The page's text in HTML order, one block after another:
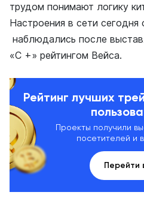
трудом понимают логику
Настроения в сети сегодня
наблюдались после
«C +» рейтингом Вейса.
Рейтинг лучших
Проекты получили
посетителей и
Перейти